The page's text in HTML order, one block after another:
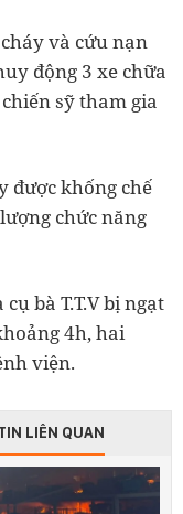
và cứu nạn
động 3 xe chữa
sỹ tham gia
được khống chế
chức năng
bà T.T.V bị ngạt
4h, hai
viện.
LIÊN QUAN